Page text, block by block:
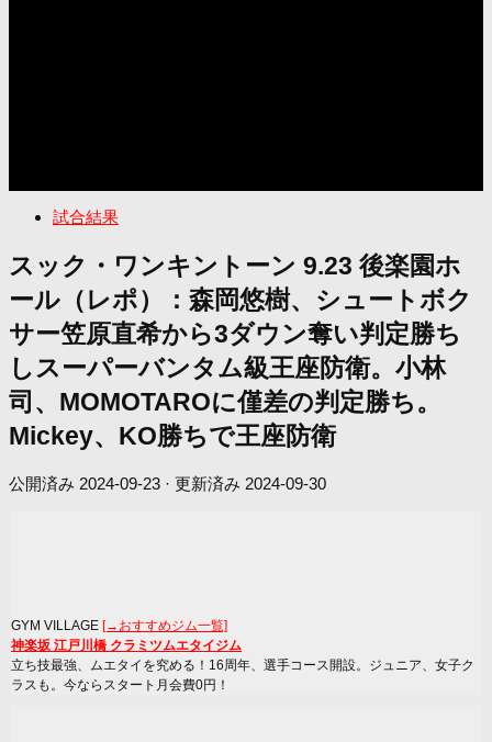
試合結果
スック・ワンキントーン 9.23 後楽園ホ
ール（レポ）：森岡悠樹、シュートボク
サー笠原直希から3ダウン奪い判定勝ち
しスーパーバンタム級王座防衛。小林
司、MOMOTAROに僅差の判定勝ち。
Mickey、KO勝ちで王座防衛
公開済み 2024-09-23 · 更新済み 2024-09-30
GYM VILLAGE [→おすすめジム一覧]
神楽坂 江戸川橋 クラミツムエタイジム
立ち技最強、ムエタイを究める！16周年、選手コース開設。ジュニア、女子ク
ラスも。今ならスタート月会費0円！